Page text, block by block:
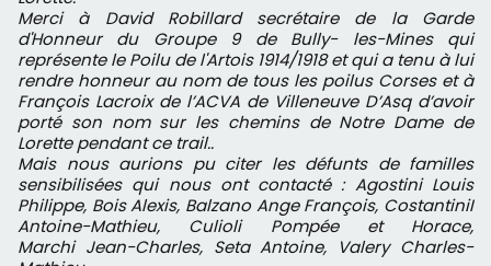
Merci à David Robillard secrétaire de la Garde
d'Honneur du Groupe 9 de Bully- les-Mines qui
représente le Poilu de l'Artois 1914/1918 et qui a tenu à lui
rendre honneur au nom de tous les poilus Corses et à
François Lacroix de l’ACVA de Villeneuve D’Asq d’avoir
porté son nom sur les chemins de Notre Dame de
Lorette pendant ce trail..
Mais nous aurions pu citer les défunts de familles
sensibilisées qui nous ont contacté : Agostini Louis
Philippe, Bois Alexis, Balzano Ange François, CostantiniI
Antoine-Mathieu, Culioli Pompée et Horace,
Marchi Jean-Charles, Seta Antoine, Valery Charles-